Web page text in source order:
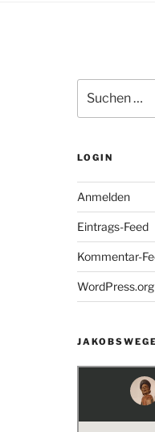
nach:
LOGIN
Anmelden
Eintrags-Feed
Kommentar-
WordPress.org